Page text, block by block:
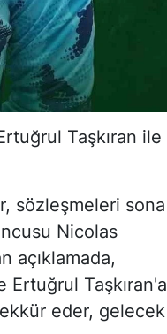
Taşkıran ile
sözleşmeleri sona
Nicolas
açıklamada,
Taşkıran'a
eder, gelecek